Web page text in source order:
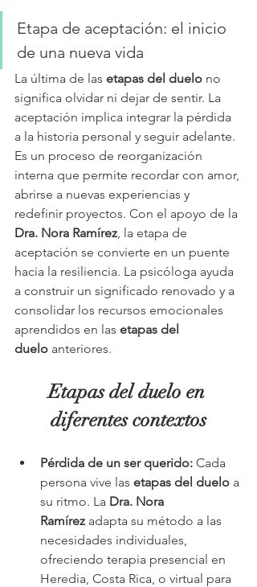
Etapa de aceptación: el inicio
de una nueva vida
La última de las etapas del duelo no
significa olvidar ni dejar de sentir. La
aceptación implica integrar la pérdida
a la historia personal y seguir adelante.
Es un proceso de reorganización
interna que permite recordar con amor,
abrirse a nuevas experiencias y
redefinir proyectos. Con el apoyo de la
Dra. Nora Ramírez , la etapa de
aceptación se convierte en un puente
hacia la resiliencia. La psicóloga ayuda
a construir un significado renovado y a
consolidar los recursos emocionales
aprendidos en las etapas del
duelo anteriores.
Etapas del duelo en
diferentes contextos
Pérdida de un ser querido: Cada
persona vive las etapas del duelo a
su ritmo. La Dra. Nora
Ramírez adapta su método a las
necesidades individuales,
ofreciendo terapia presencial en
Heredia, Costa Rica, o virtual para